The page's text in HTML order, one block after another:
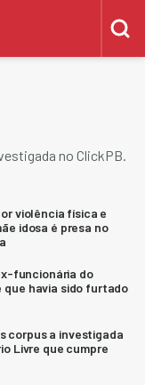
no ClickPB.
violência física e
idosa é presa no
funcionária do
havia sido furtado
corpus a investigada
Livre que cumpre